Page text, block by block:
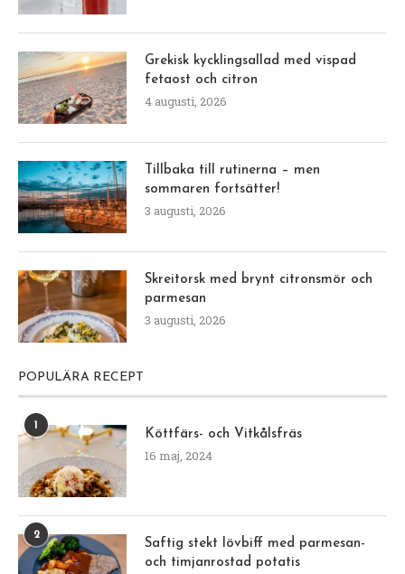
Grekisk kycklingsallad med vispad
fetaost och citron
4 augusti, 2026
Tillbaka till rutinerna – men
sommaren fortsätter!
3 augusti, 2026
Skreitorsk med brynt citronsmör och
parmesan
3 augusti, 2026
POPULÄRA RECEPT
Köttfärs- och Vitkålsfräs
16 maj, 2024
2
Saftig stekt lövbiff med parmesan-
och timjanrostad potatis